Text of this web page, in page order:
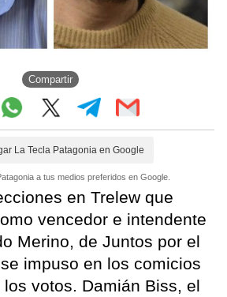
Compartir
La Tecla Patagonia en Google
a tus medios preferidos en Google.
en Trelew que
vencedor e intendente
Merino, de Juntos por el
impuso en los comicios
votos. Damián Biss, el